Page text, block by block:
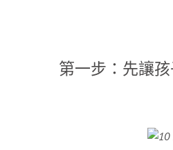
第一步：先讓